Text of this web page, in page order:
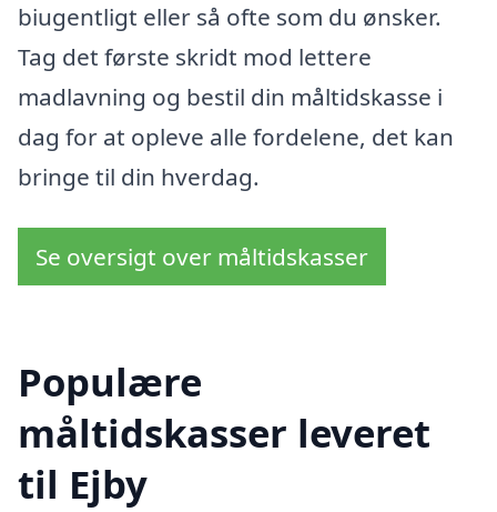
biugentligt eller så ofte som du ønsker.
Tag det første skridt mod lettere
madlavning og bestil din måltidskasse i
dag for at opleve alle fordelene, det kan
bringe til din hverdag.
Se oversigt over måltidskasser
Populære
måltidskasser leveret
til Ejby